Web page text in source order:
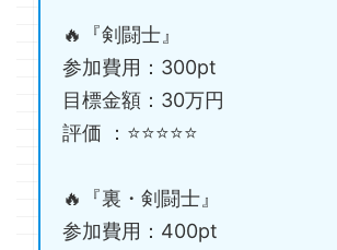
🔥『剣闘士』
参加費用：300pt
目標金額：30万円
評価 ：⭐️⭐️⭐️⭐️⭐️
🔥『裏・剣闘士』
参加費用：400pt